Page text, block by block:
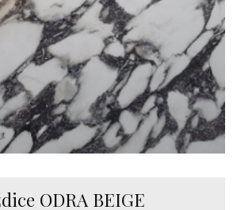
ODRA BEIGE